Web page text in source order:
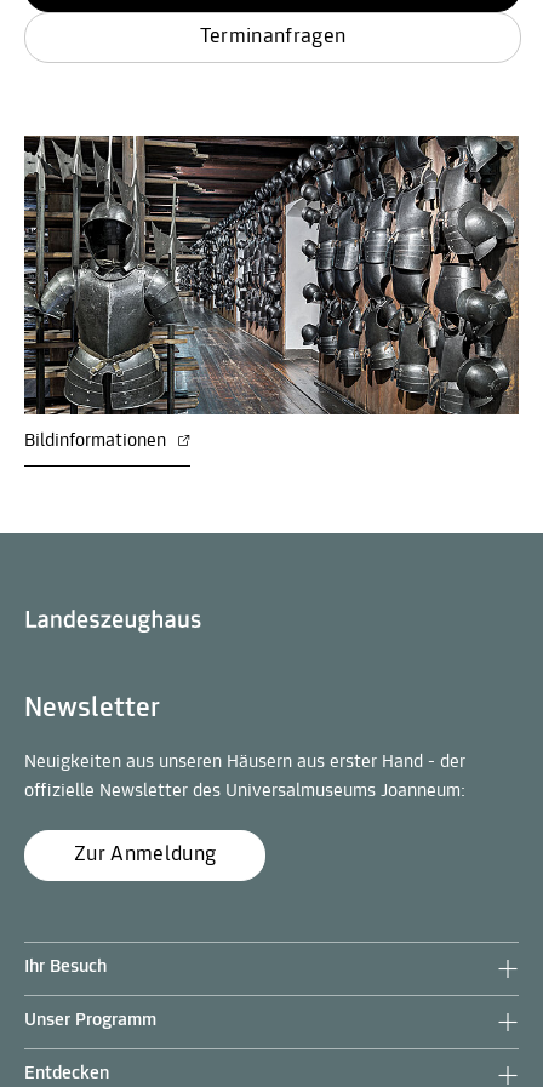
Terminanfragen
Bildinformationen
Newsletter
Neuigkeiten aus unseren Häusern aus erster Hand - der
offizielle Newsletter des Universalmuseums Joanneum:
Zur Anmeldung
Ihr Besuch
Unser Programm
Entdecken